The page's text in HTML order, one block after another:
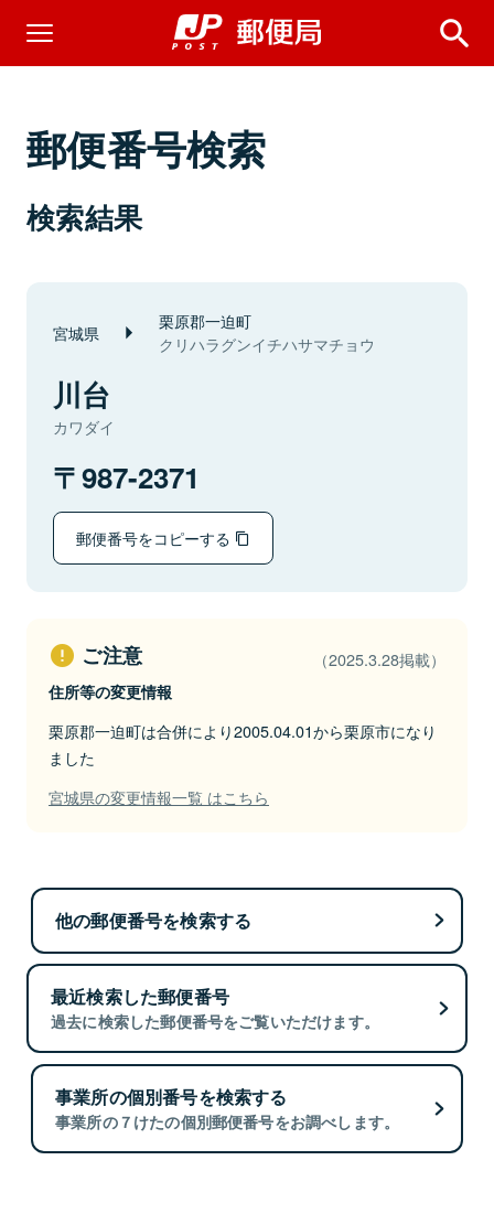
郵便番号検索
検索結果
宮城県 栗原郡一迫町
クリハラグンイチハサマチョウ
川台
カワダイ
987-2371
郵便番号をコピーする
ご注意 （2025.3.28掲載）
住所等の変更情報
栗原郡一迫町は合併により2005.04.01から栗原市になり
ました
宮城県の変更情報一覧 はこちら
他の郵便番号を検索する
最近検索した郵便番号
過去に検索した郵便番号をご覧いただけます。
事業所の個別番号を検索する
事業所の７けたの個別郵便番号をお調べします。